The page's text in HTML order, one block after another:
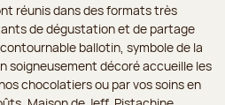
réunis dans des formats très
de dégustation et de partage
ballotin, symbole de la
soigneusement décoré accueille les
chocolatiers ou par vos soins en